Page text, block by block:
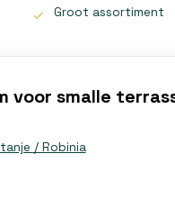
Groot assortiment
voor smalle
/ Robinia